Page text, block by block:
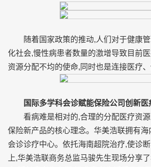
随着国家政策的推动,人们对于健康
化社会,慢性病患者数量的激增导致目前
资源分配不均的使命,同时也是连接医疗
国际多学科会诊赋能保险公司创新医
看病难是相对的,合理的分配医疗资
保险新产品的核心理念。华美浩联拥有
会诊诊疗中心。依托海南超院治疗,使诊
上,华美浩联商务总监马骏先生现场分享